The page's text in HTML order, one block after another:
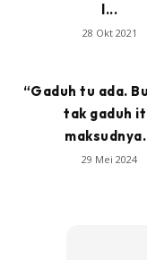
l...
28 Okt 2021
“Gaduh tu ada.
tak gaduh
29 Mei 2024